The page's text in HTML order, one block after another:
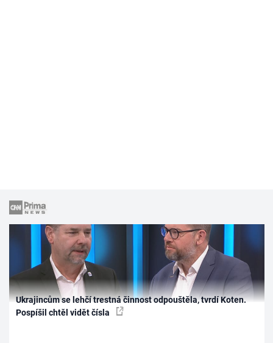
Ukrajincům se lehčí trestná činnost odpouštěla, tvrdí Koten.
Pospíšil chtěl vidět čísla